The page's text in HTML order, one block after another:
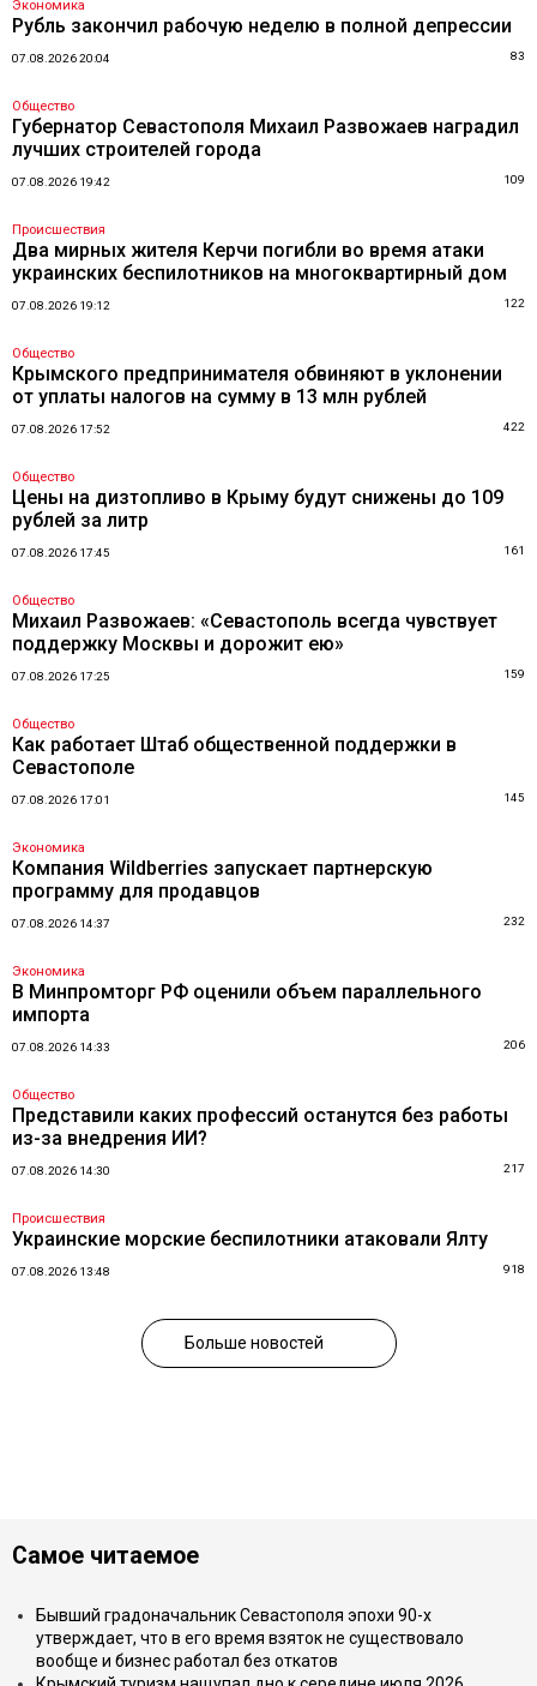
Экономика
Рубль закончил рабочую неделю в полной депрессии
07.08.2026 20:04 83
Общество
Губернатор Севастополя Михаил Развожаев наградил
лучших строителей города
07.08.2026 19:42 109
Происшествия
Два мирных жителя Керчи погибли во время атаки
украинских беспилотников на многоквартирный дом
07.08.2026 19:12 122
Общество
Крымского предпринимателя обвиняют в уклонении
от уплаты налогов на сумму в 13 млн рублей
07.08.2026 17:52 422
Общество
Цены на дизтопливо в Крыму будут снижены до 109
рублей за литр
07.08.2026 17:45 161
Общество
Михаил Развожаев: «Севастополь всегда чувствует
поддержку Москвы и дорожит ею»
07.08.2026 17:25 159
Общество
Как работает Штаб общественной поддержки в
Севастополе
07.08.2026 17:01 145
Экономика
Компания Wildberries запускает партнерскую
программу для продавцов
07.08.2026 14:37 232
Экономика
В Минпромторг РФ оценили объем параллельного
импорта
07.08.2026 14:33 206
Общество
Представили каких профессий останутся без работы
из-за внедрения ИИ?
07.08.2026 14:30 217
Происшествия
Украинские морские беспилотники атаковали Ялту
07.08.2026 13:48 918
Больше новостей
Самое читаемое
Бывший градоначальник Севастополя эпохи 90-х
утверждает, что в его время взяток не существовало
вообще и бизнес работал без откатов